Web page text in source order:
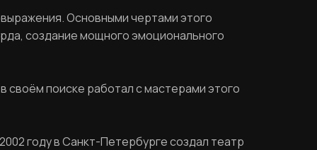
Основными чертами этого
создание мощного эмоционального
своём поиске работал с мастерами этого
году в Санкт-Петербурге создал театр